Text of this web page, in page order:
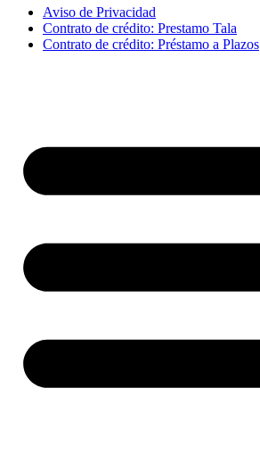
Aviso de Privacidad
Contrato de crédito: Prestamo Tala
Contrato de crédito: Préstamo a Plazos